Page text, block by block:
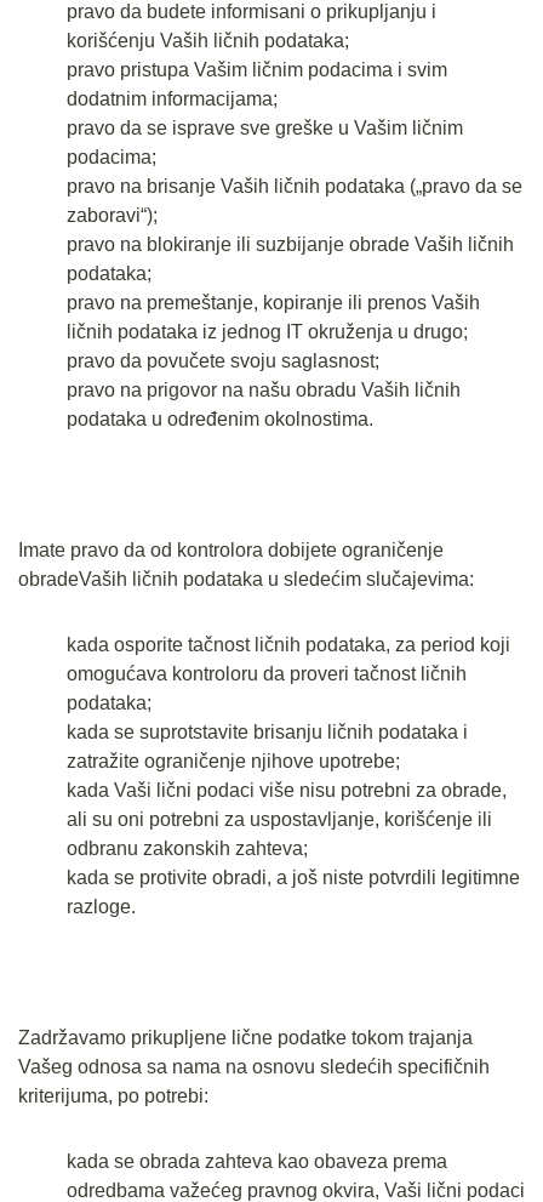
pravo da budete informisani o prikupljanju i
korišćenju Vaših ličnih podataka;
pravo pristupa Vašim ličnim podacima i svim
dodatnim informacijama;
pravo da se isprave sve greške u Vašim ličnim
podacima;
pravo na brisanje Vaših ličnih podataka („pravo da se
zaboravi“);
pravo na blokiranje ili suzbijanje obrade Vaših ličnih
podataka;
pravo na premeštanje, kopiranje ili prenos Vaših
ličnih podataka iz jednog IT okruženja u drugo;
pravo da povučete svoju saglasnost;
pravo na prigovor na našu obradu Vaših ličnih
podataka u određenim okolnostima.
Imate pravo da od kontrolora dobijete ograničenje
obradeVaših ličnih podataka u sledećim slučajevima:
kada osporite tačnost ličnih podataka, za period koji
omogućava kontroloru da proveri tačnost ličnih
podataka;
kada se suprotstavite brisanju ličnih podataka i
zatražite ograničenje njihove upotrebe;
kada Vaši lični podaci više nisu potrebni za obrade,
ali su oni potrebni za uspostavljanje, korišćenje ili
odbranu zakonskih zahteva;
kada se protivite obradi, a još niste potvrdili legitimne
razloge.
Zadržavamo prikupljene lične podatke tokom trajanja
Vašeg odnosa sa nama na osnovu sledećih specifičnih
kriterijuma, po potrebi:
kada se obrada zahteva kao obaveza prema
odredbama važećeg pravnog okvira, Vaši lični podaci